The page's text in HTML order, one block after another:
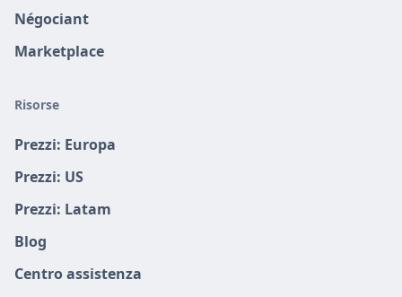
Négociant
Marketplace
Risorse
Prezzi: Europa
Prezzi: US
Prezzi: Latam
Blog
Centro assistenza